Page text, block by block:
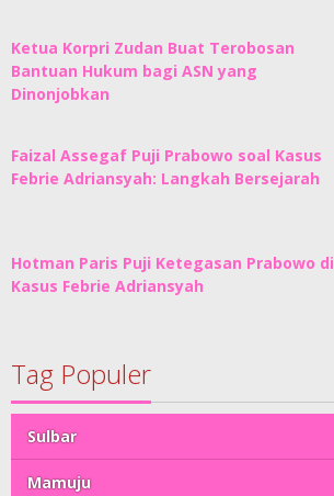
Ketua Korpri Zudan Buat Terobosan
Bantuan Hukum bagi ASN yang
Dinonjobkan
Faizal Assegaf Puji Prabowo soal Kasus
Febrie Adriansyah: Langkah Bersejarah
Hotman Paris Puji Ketegasan Prabowo di
Kasus Febrie Adriansyah
Tag Populer
Sulbar
Mamuju